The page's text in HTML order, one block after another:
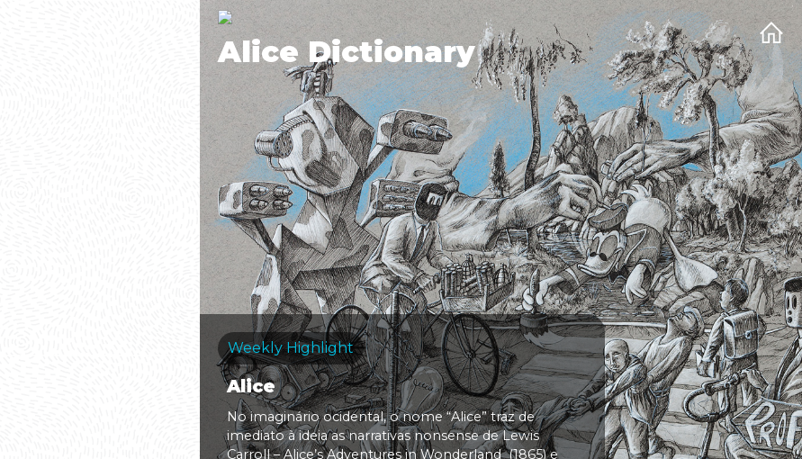
Alice Dictionary
Weekly Highlight
Alice
No imaginário ocidental, o nome “Alice” traz de
imediato à ideia as narrativas nonsense de Lewis
Carroll – Alice’s Adventures in Wonderland (1865) e